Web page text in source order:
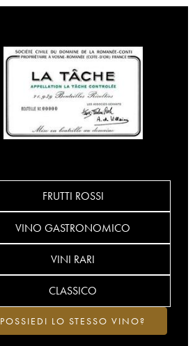
FRUTTI ROSSI
VINO GASTRONOMICO
VINI RARI
CLASSICO
POSSIEDI LO STESSO VINO?